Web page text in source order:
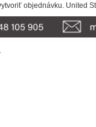
objednávku. United